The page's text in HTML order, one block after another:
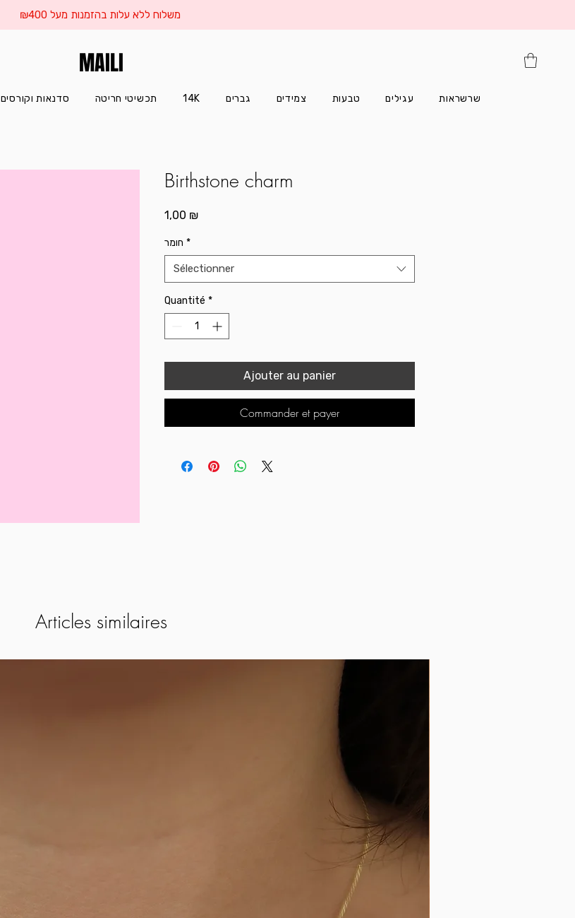
משלוח ללא עלות בהזמנות מעל ₪400
MAILI
סדנאות וקורסים תכשיטי חריטה 14K גברים צמידים טבעות עגילים שרשראות
Birthstone charm
1,00 ₪Prix
חומר *
Sélectionner
Quantité *
Ajouter au panier
Commander et payer
Articles similaires